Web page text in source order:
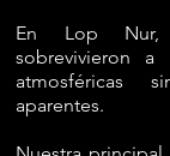
En Lop
sobrevivieron a
atmosféricas
aparentes.